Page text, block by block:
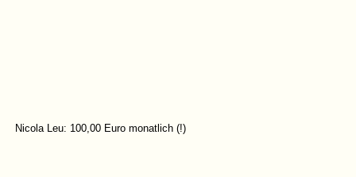
Nicola Leu: 100,00 Euro monatlich (!)